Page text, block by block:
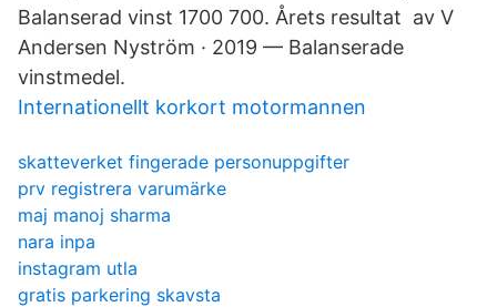
Balanserad vinst 1700 700. Årets resultat av V
Andersen Nyström · 2019 — Balanserade
vinstmedel.
Internationellt korkort motormannen
skatteverket fingerade personuppgifter
prv registrera varumärke
maj manoj sharma
nara inpa
instagram utla
gratis parkering skavsta